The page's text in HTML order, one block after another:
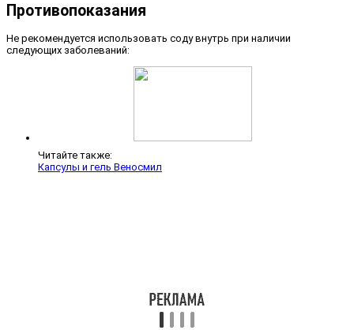
Противопоказания
Не рекомендуется использовать соду внутрь при наличии
следующих заболеваний:
Читайте также:
Капсулы и гель Веносмил